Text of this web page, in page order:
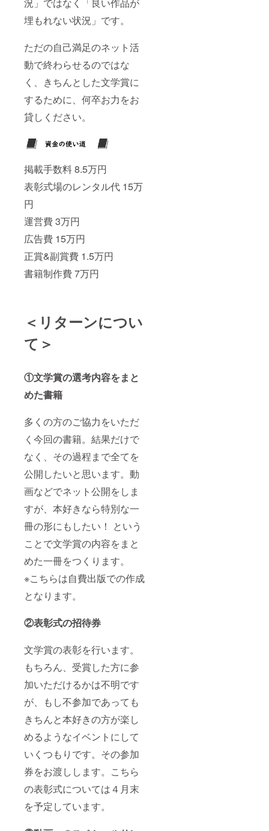
埋もれない状況」です。
ただの自己満足のネット活
動で終わらせるのではな
く、きちんとした文学賞に
するために、何卒お力をお
貸しください。
掲載手数料 8.5万円
表彰式場のレンタル代 15万
円
運営費 3万円
広告費 15万円
正賞&副賞費 1.5万円
書籍制作費 7万円
＜リターンについ
て＞
①文学賞の選考内容をまと
めた書籍
多くの方のご協力をいただ
く今回の書籍。結果だけで
なく、その過程まで全てを
公開したいと思います。動
画などでネット公開をしま
すが、本好きなら特別な一
冊の形にもしたい！ という
ことで文学賞の内容をまと
めた一冊をつくります。
※こちらは自費出版での作成
となります。
②表彰式の招待券
文学賞の表彰を行います。
もちろん、受賞した方に参
加いただけるかは不明です
が、もし不参加であっても
きちんと本好きの方が楽し
めるようなイベントにして
いくつもりです。その参加
券をお渡しします。こちら
の表彰式については４月末
を予定しています。